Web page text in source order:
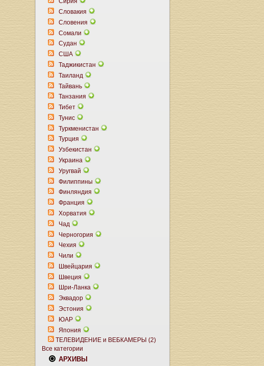
Словакия
Словения
Сомали
Судан
США
Таджикистан
Таиланд
Тайвань
Танзания
Тибет
Тунис
Туркменистан
Турция
Узбекистан
Украина
Уругвай
Филиппины
Финляндия
Франция
Хорватия
Чад
Черногория
Чехия
Чили
Швейцария
Швеция
Шри-Ланка
Эквадор
Эстония
ЮАР
Япония
ТЕЛЕВИДЕНИЕ и ВЕБКАМЕРЫ (2)
Все категории
АРХИВЫ